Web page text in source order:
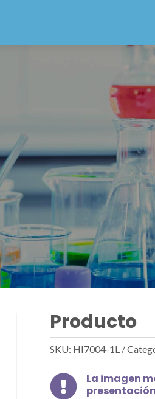
Producto
SKU: HI7004-1L

La imagen